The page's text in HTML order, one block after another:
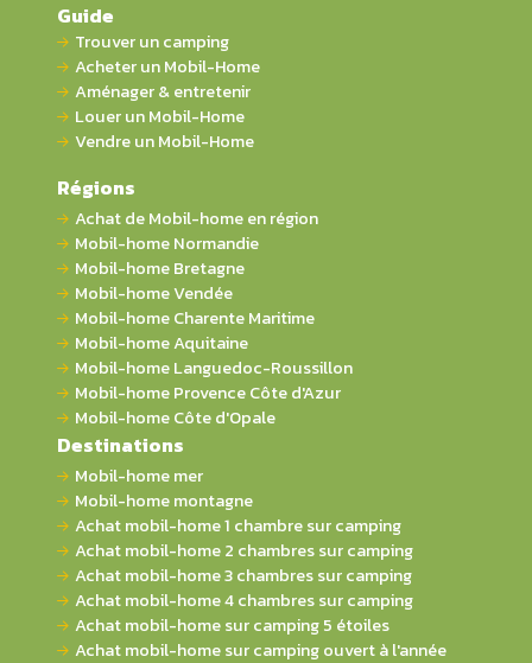
Guide
Trouver un camping
Acheter un Mobil-Home
Aménager & entretenir
Louer un Mobil-Home
Vendre un Mobil-Home
Régions
Achat de Mobil-home en région
Mobil-home Normandie
Mobil-home Bretagne
Mobil-home Vendée
Mobil-home Charente Maritime
Mobil-home Aquitaine
Mobil-home Languedoc-Roussillon
Mobil-home Provence Côte d'Azur
Mobil-home Côte d'Opale
Destinations
Mobil-home mer
Mobil-home montagne
Achat mobil-home 1 chambre sur camping
Achat mobil-home 2 chambres sur camping
Achat mobil-home 3 chambres sur camping
Achat mobil-home 4 chambres sur camping
Achat mobil-home sur camping 5 étoiles
Achat mobil-home sur camping ouvert à l'année